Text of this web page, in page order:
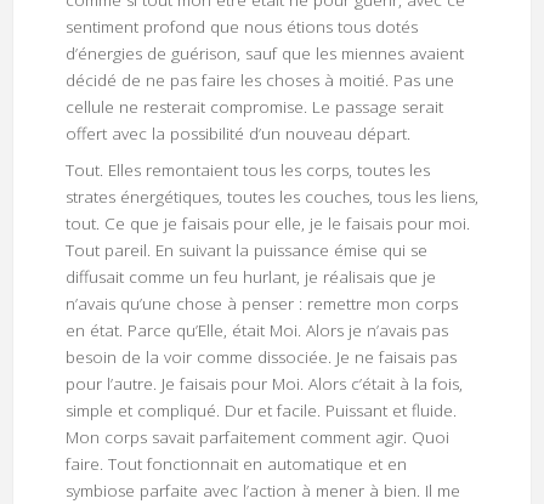
sentiment profond que nous étions tous dotés
d’énergies de guérison, sauf que les miennes avaient
décidé de ne pas faire les choses à moitié. Pas une
cellule ne resterait compromise. Le passage serait
offert avec la possibilité d’un nouveau départ.
Tout. Elles remontaient tous les corps, toutes les
strates énergétiques, toutes les couches, tous les liens,
tout. Ce que je faisais pour elle, je le faisais pour moi.
Tout pareil. En suivant la puissance émise qui se
diffusait comme un feu hurlant, je réalisais que je
n’avais qu’une chose à penser : remettre mon corps
en état. Parce qu’Elle, était Moi. Alors je n’avais pas
besoin de la voir comme dissociée. Je ne faisais pas
pour l’autre. Je faisais pour Moi. Alors c’était à la fois,
simple et compliqué. Dur et facile. Puissant et fluide.
Mon corps savait parfaitement comment agir. Quoi
faire. Tout fonctionnait en automatique et en
symbiose parfaite avec l’action à mener à bien. Il me